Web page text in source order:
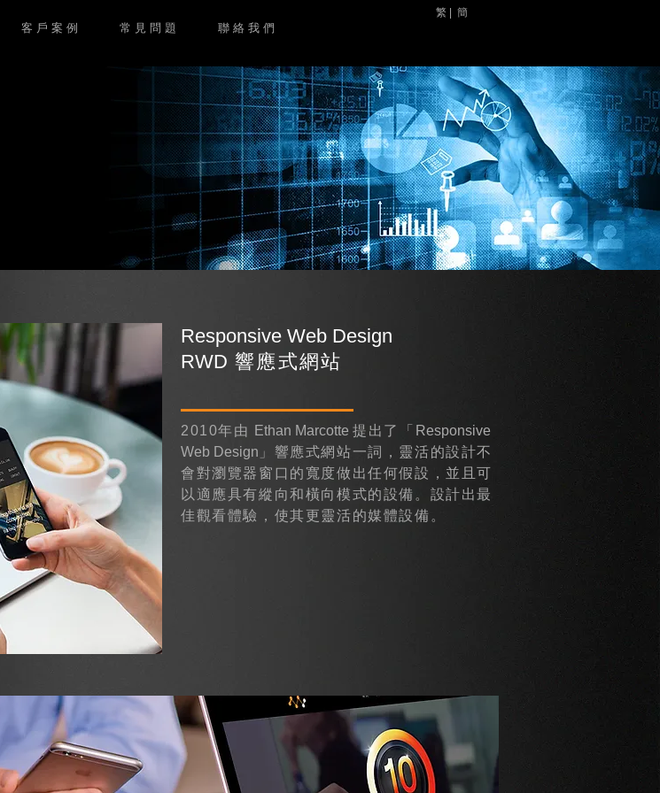
客 戶 案 例 常 見 問 題 聯 絡 我 們
繁 | 簡
Responsive Web Design
RWD 響應式網站
2010年由 Ethan Marcotte提出了「 Responsive
Web Design 」響應式網站一詞，靈活的設計不
會對瀏覽器窗口的寬度做出任何假設，並且可
以適應具有縱向和橫向模式的設備。設計出最
佳觀看體驗，使其更靈活的媒體設備。